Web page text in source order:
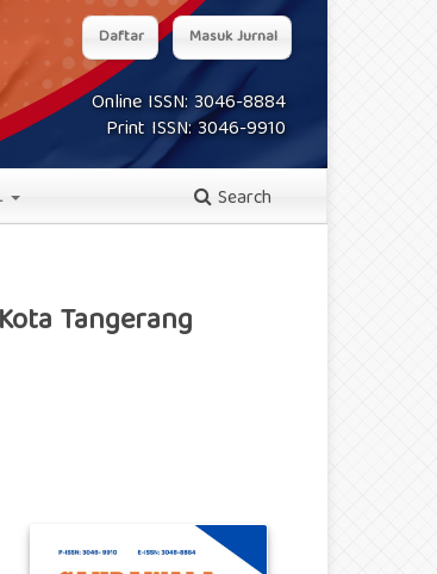
Online ISSN: 3046-8884
Print ISSN: 3046-9910
Search
Daftar Masuk Jurnal
Tangerang